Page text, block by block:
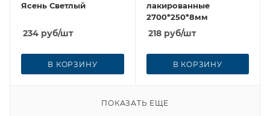
Ясень Светлый
234 руб/шт
В КОРЗИНУ
лакированные
2700*250*8мм
218руб/шт
В КОРЗИНУ
ПОКАЗАТЬ ЕЩЕ